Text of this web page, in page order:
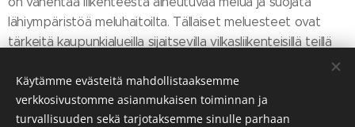
lähiympäristöä meluhaitoilta. Tällaiset meluesteet ovat
tärkeitä kaupunkialueilla sijaitsevilla vilkasliikenteisillä teillä
ympäristön melutasojen hallitsemiseksi.
Käytämme evästeitä mahdollistaaksemme
verkkosivustomme asianmukaisen toiminnan ja
turvallisuuden sekä tarjotaksemme sinulle parhaan